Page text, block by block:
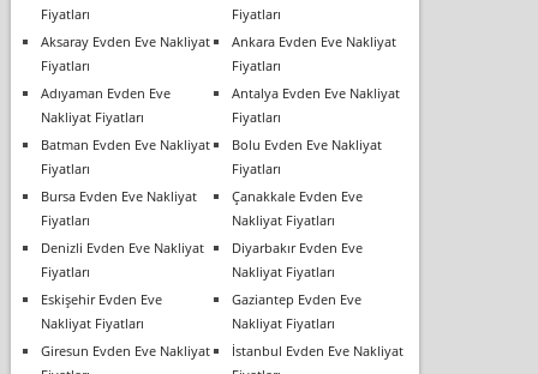
Fiyatları
Fiyatları
Aksaray Evden Eve Nakliyat
Fiyatları
Ankara Evden Eve Nakliyat
Fiyatları
Adıyaman Evden Eve
Nakliyat Fiyatları
Antalya Evden Eve Nakliyat
Fiyatları
Batman Evden Eve Nakliyat
Fiyatları
Bolu Evden Eve Nakliyat
Fiyatları
Bursa Evden Eve Nakliyat
Fiyatları
Çanakkale Evden Eve
Nakliyat Fiyatları
Denizli Evden Eve Nakliyat
Fiyatları
Diyarbakır Evden Eve
Nakliyat Fiyatları
Eskişehir Evden Eve
Nakliyat Fiyatları
Gaziantep Evden Eve
Nakliyat Fiyatları
Giresun Evden Eve Nakliyat
İstanbul Evden Eve Nakliyat